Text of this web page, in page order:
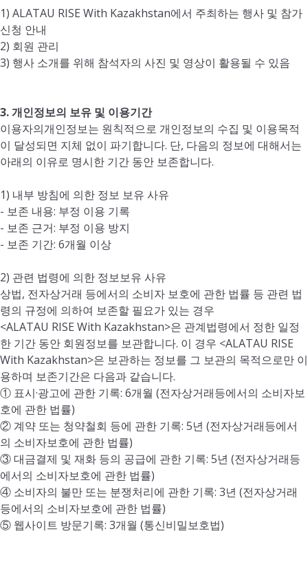
1) ALATAU RISE With Kazakhstan에서 주최하는 행사 및 참가
신청 안내
2) 회원 관리
3) 행사 소개를 위해 참석자의 사진 및 영상이 활용될 수 있음
3. 개인정보의 보유 및 이용기간
이용자의개인정보는 원칙적으로 개인정보의 수집 및 이용목적
이 달성되면 지체 없이 파기합니다. 단, 다음의 정보에 대해서는
아래의 이유로 명시한 기간 동안 보존합니다.
1) 내부 방침에 의한 정보 보유 사유
- 보존 내용: 부정 이용 기록
- 보존 근거: 부정 이용 방지
- 보존 기간: 6개월 이상
2) 관련 법령에 의한 정보보유 사유
상법, 전자상거래 등에서의 소비자 보호에 관한 법률 등 관련 법
령의 규정에 의하여 보존할 필요가 있는 경우
<ALATAU RISE With Kazakhstan>은 관계법령에서 정한 일정
한 기간 동안 회원정보를 보관합니다. 이 경우 <ALATAU RISE
With Kazakhstan>은 보관하는 정보를 그 보관의 목적으로만 이
용하며 보존기간은 다음과 같습니다.
① 표시·광고에 관한 기록: 6개월 (전자상거래등에서의 소비자보
호에 관한 법률)
② 계약 또는 청약철회 등에 관한 기록: 5년 (전자상거래등에서
의 소비자보호에 관한 법률)
③ 대금결제 및 재화 등의 공급에 관한 기록: 5년 (전자상거래등
에서의 소비자보호에 관한 법률)
④ 소비자의 불만 또는 분쟁처리에 관한 기록: 3년 (전자상거래
등에서의 소비자보호에 관한 법률)
⑤ 웹사이트 방문기록: 3개월 (통신비밀보호법)